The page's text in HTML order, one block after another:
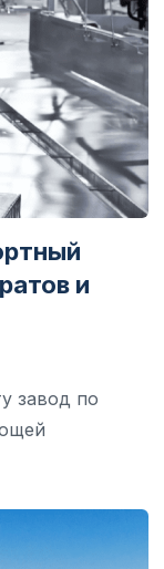
и
завод по